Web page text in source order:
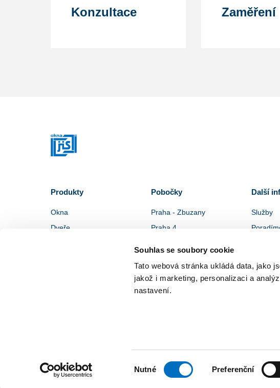
Souhlas se soubory cookie
Tato webová stránka ukládá data, jako
jakož i marketing, personalizaci a
nastavení.
Nutné Preferenční
Konzultace Zaměření
Produkty
Okna
Dveře
Pobočky
Praha - Zbuzany
Praha 4
Česká lípa
Obchodní zastoupení
Další
Služby
Zelená